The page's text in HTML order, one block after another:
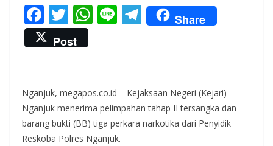
F
ac
e
o
o
k
T
w
itt
W
A
p
p
Li T
el
a
m
Share
Post
Nganjuk, megapos.co.id – Kejaksaan Negeri (Kejari)
Nganjuk menerima pelimpahan tahap II tersangka dan
barang bukti (BB) tiga perkara narkotika dari Penyidik
Reskoba Polres Nganjuk.